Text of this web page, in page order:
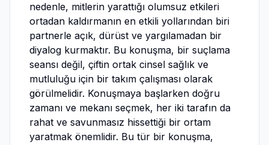
nedenle, mitlerin yarattığı olumsuz etkileri
ortadan kaldırmanın en etkili yollarından biri
partnerle açık, dürüst ve yargılamadan bir
diyalog kurmaktır. Bu konuşma, bir suçlama
seansı değil, çiftin ortak cinsel sağlık ve
mutluluğu için bir takım çalışması olarak
görülmelidir. Konuşmaya başlarken doğru
zamanı ve mekanı seçmek, her iki tarafın da
rahat ve savunmasız hissettiği bir ortam
yaratmak önemlidir. Bu tür bir konuşma,